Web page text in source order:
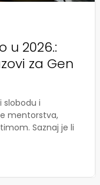
u 2026.:
za Gen
slobodu i
mentorstva,
Saznaj je li